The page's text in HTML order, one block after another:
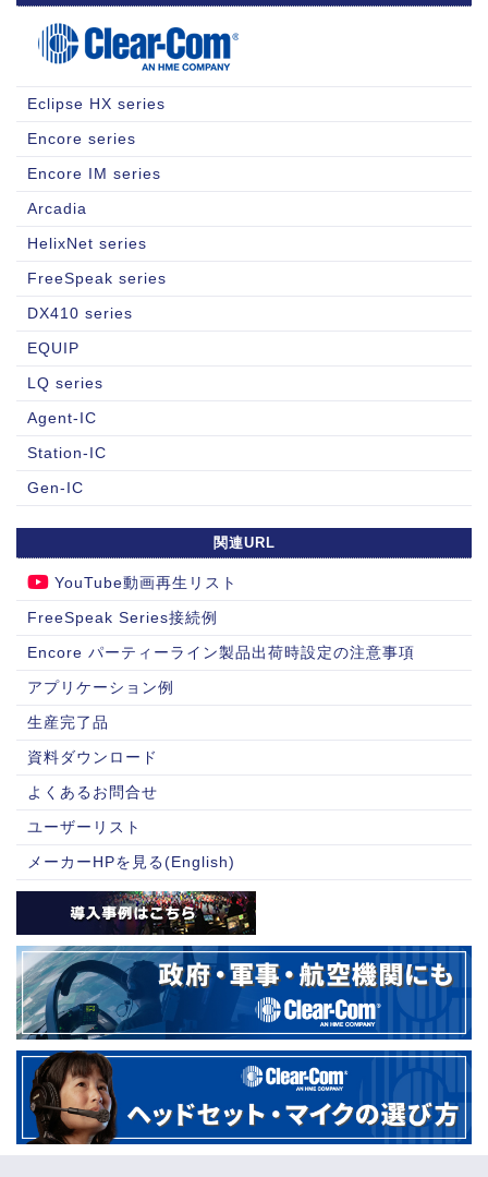
Eclipse HX series
Encore series
Encore IM series
Arcadia
HelixNet series
FreeSpeak series
DX410 series
EQUIP
LQ series
Agent-IC
Station-IC
Gen-IC
関連URL
YouTube動画再生リスト
FreeSpeak Series接続例
Encore パーティーライン製品出荷時設定の注意事項
アプリケーション例
生産完了品
資料ダウンロード
よくあるお問合せ
ユーザーリスト
メーカーHPを見る(English)